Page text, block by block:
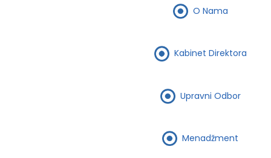
O Nama
Kabinet Direktora
Upravni Odbor
Menadžment